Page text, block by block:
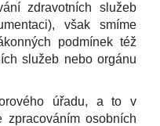
zdravotních služeb
však smíme
podmínek též
služeb nebo orgánu
úřadu, a to v
osobních